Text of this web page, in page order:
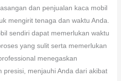
dan penjualan kaca mobil
mengirit tenaga dan waktu Anda.
sendiri dapat memerlukan waktu
yang sulit serta memerlukan
menegaskan
presisi, menjauhi Anda dari akibat